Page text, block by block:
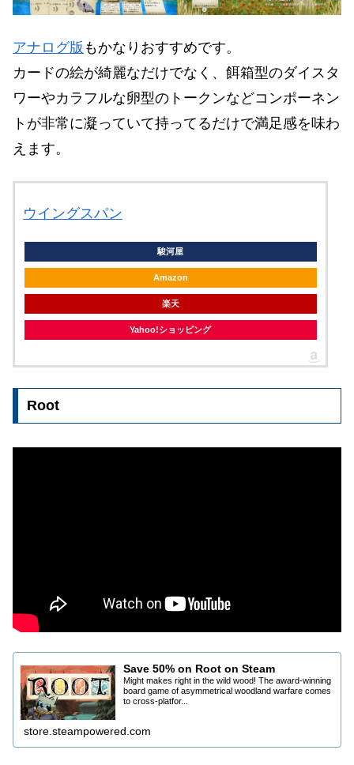
アナログ版 もかなりおすすめです。
カードの絵が綺麗なだけでなく、餌箱型のダイスタ
ワーやカラフルな卵型のトークンなどコンポーネン
トが非常に凝っていて持ってるだけで満足感を味わ
えます。
ウイングスパン
駿河屋
Amazon
楽天
Yahoo!ショッピング
Root
Save 50% on Root on Steam
Might makes right in the wild wood! The award-winning
board game of asymmetrical woodland warfare comes
to cross-platfor...
store.steampowered.com